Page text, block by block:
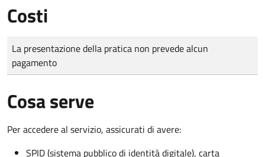
Costi
Tipo di pagamento
Importo
La presentazione della pratica non prevede alcun
pagamento
Cosa serve
Per accedere al servizio, assicurati di avere:
SPID (sistema pubblico di identità digitale), carta